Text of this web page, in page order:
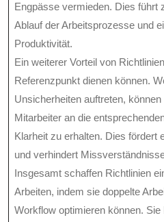
Engpässe vermieden. Dies führt
Ablauf der Arbeitsprozesse und
Produktivität.
Ein weiterer Vorteil von
Referenzpunkt dienen können.
Unsicherheiten auftreten,
Mitarbeiter an die
Klarheit zu erhalten. Dies fördert
und verhindert
Insgesamt schaffen Richtlinien
Arbeiten, indem sie doppelte
Workflow optimieren können.